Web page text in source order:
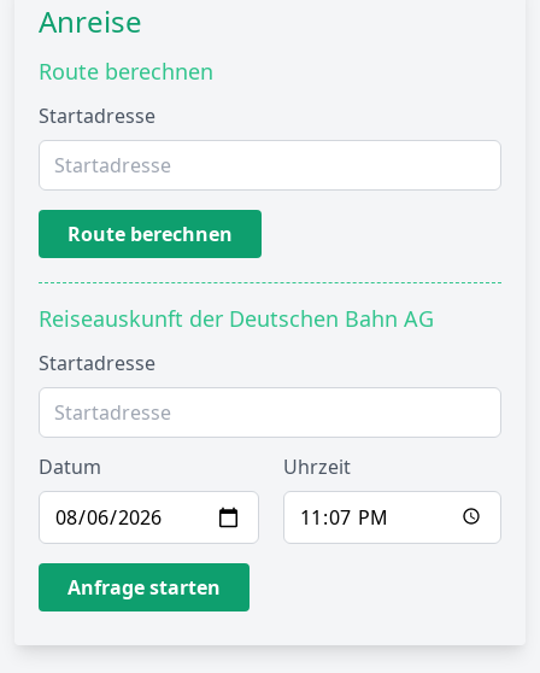
Anreise
Route berechnen
Startadresse
Route berechnen
Reiseauskunft der Deutschen Bahn AG
Startadresse
Datum Uhrzeit
Anfrage starten